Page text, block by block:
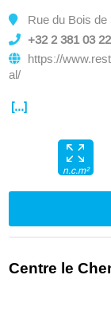
Rue du Bois
+32 2 381 03 22
https://
al/
[...]
n.c.m²
Centre le